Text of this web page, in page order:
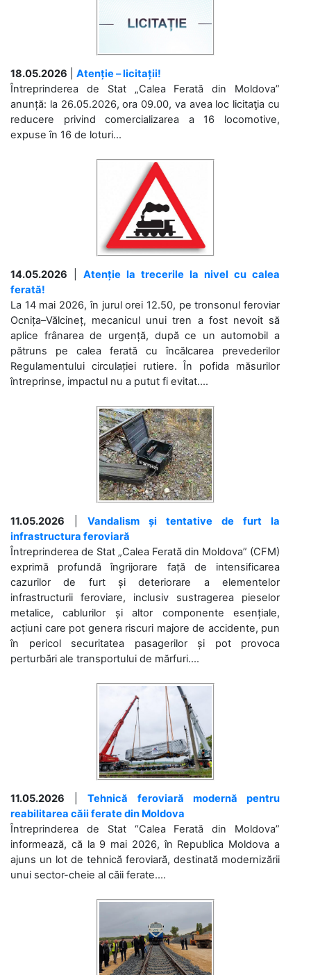
18.05.2026
Atenție – licitații!
Întreprinderea de Stat „Calea Ferată din Moldova”
anunță: la 26.05.2026, ora 09.00, va avea loc licitaţia cu
reducere privind comercializarea a 16 locomotive,
expuse în 16 de loturi...
14.05.2026
Atenție la trecerile la nivel cu calea
ferată!
La 14 mai 2026, în jurul orei 12.50, pe tronsonul feroviar
Ocnița–Vălcineț, mecanicul unui tren a fost nevoit să
aplice frânarea de urgență, după ce un automobil a
pătruns pe calea ferată cu încălcarea prevederilor
Regulamentului circulației rutiere. În pofida măsurilor
întreprinse, impactul nu a putut fi evitat....
11.05.2026
Vandalism și tentative de furt la
infrastructura feroviară
Întreprinderea de Stat „Calea Ferată din Moldova” (CFM)
exprimă profundă îngrijorare față de intensificarea
cazurilor de furt și deteriorare a elementelor
infrastructurii feroviare, inclusiv sustragerea pieselor
metalice, cablurilor și altor componente esențiale,
acțiuni care pot genera riscuri majore de accidente, pun
în pericol securitatea pasagerilor și pot provoca
perturbări ale transportului de mărfuri....
11.05.2026 |Tehnică feroviară modernă pentru
reabilitarea căii ferate din Moldova
Întreprinderea de Stat “Calea Ferată din Moldova”
informează, că la 9 mai 2026, în Republica Moldova a
ajuns un lot de tehnică feroviară, destinată modernizării
unui sector-cheie al căii ferate....